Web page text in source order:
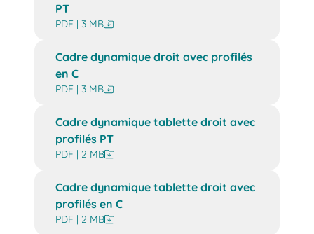
PT
PDF | 3 MB
Cadre dynamique droit avec profilés
en C
PDF | 3 MB
Cadre dynamique tablette droit avec
profilés PT
PDF | 2 MB
Cadre dynamique tablette droit avec
profilés en C
PDF | 2 MB